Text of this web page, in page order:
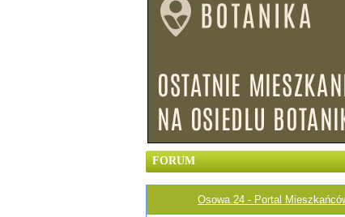
FORUM
Osowa 24 - Portal